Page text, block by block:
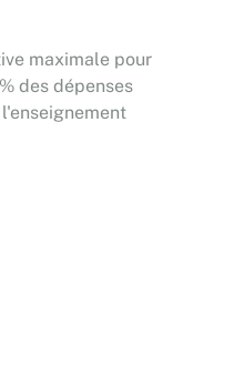
maximale pour
des dépenses